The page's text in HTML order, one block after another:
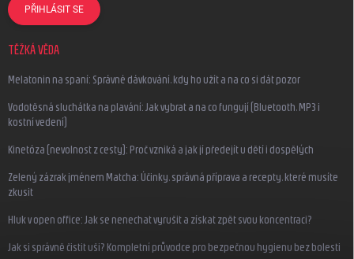
PŘIHLÁSIT SE
TĚŽKÁ VĚDA
Melatonin na spaní: Správné dávkování, kdy ho užít a na co si dát pozor
Vodotěsná sluchátka na plavání: Jak vybrat a na co fungují (Bluetooth, MP3 i
kostní vedení)
Kinetóza (nevolnost z cesty): Proč vzniká a jak jí předejít u dětí i dospělých
Zelený zázrak jménem Matcha: Účinky, správná příprava a recepty, které musíte
zkusit
Hluk v open office: Jak se nenechat vyrušit a získat zpět svou koncentraci?
Jak si správně čistit uši? Kompletní průvodce pro bezpečnou hygienu bez bolesti